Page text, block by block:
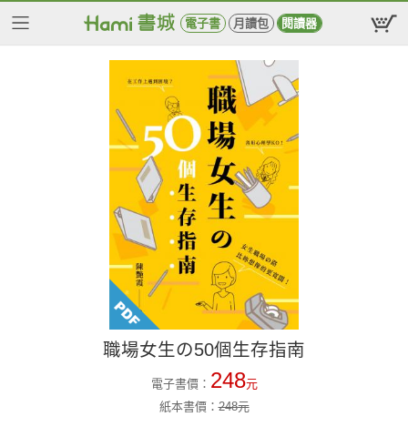
電子書 月讀包 閱讀器
職場女生の50個生存指南
電子書價： 248元
紙本書價：248元